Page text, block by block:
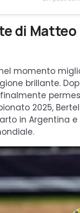
di
momento
brillante.
2025,
in Argentina